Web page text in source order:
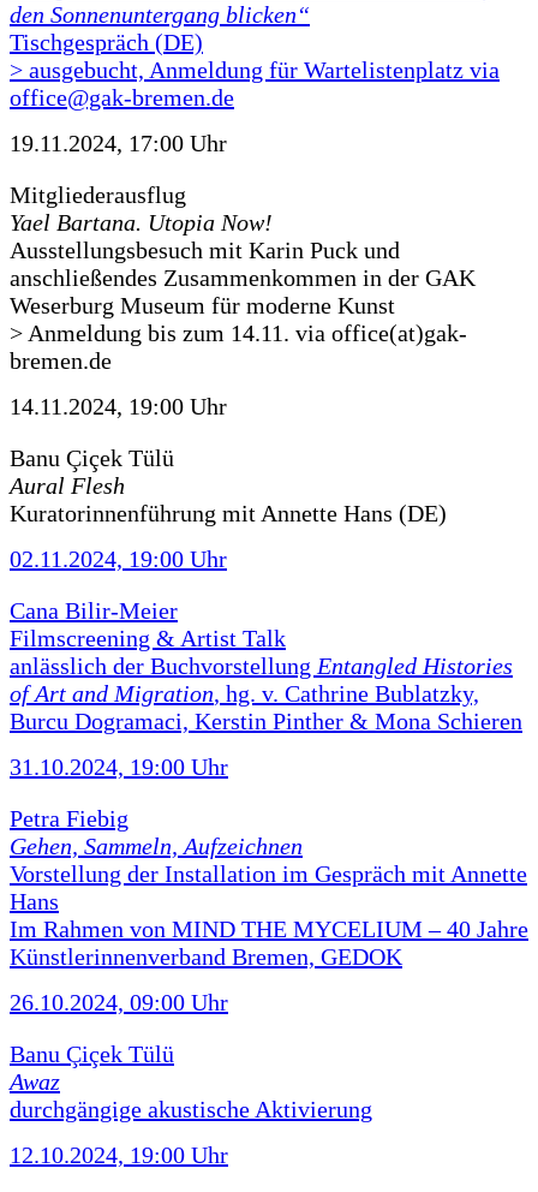
den Sonnenuntergang blicken“
Tischgespräch (DE)
> ausgebucht, Anmeldung für Wartelistenplatz via
office@gak-bremen.de
19.11.2024, 17:00 Uhr
Mitgliederausflug
Yael Bartana. Utopia Now!
Ausstellungsbesuch mit Karin Puck und
anschließendes Zusammenkommen in der GAK
Weserburg Museum für moderne Kunst
> Anmeldung bis zum 14.11. via office(at)gak-
bremen.de
14.11.2024, 19:00 Uhr
Banu Çiçek Tülü
Aural Flesh
Kuratorinnenführung mit Annette Hans (DE)
02.11.2024, 19:00 Uhr
Cana Bilir-Meier
Filmscreening & Artist Talk
anlässlich der Buchvorstellung Entangled Histories
of Art and Migration, hg. v. Cathrine Bublatzky,
Burcu Dogramaci, Kerstin Pinther & Mona Schieren
31.10.2024, 19:00 Uhr
Petra Fiebig
Gehen, Sammeln, Aufzeichnen
Vorstellung der Installation im Gespräch mit Annette
Hans
Im Rahmen von MIND THE MYCELIUM – 40 Jahre
Künstlerinnenverband Bremen, GEDOK
26.10.2024, 09:00 Uhr
Banu Çiçek Tülü
Awaz
durchgängige akustische Aktivierung
12.10.2024, 19:00 Uhr